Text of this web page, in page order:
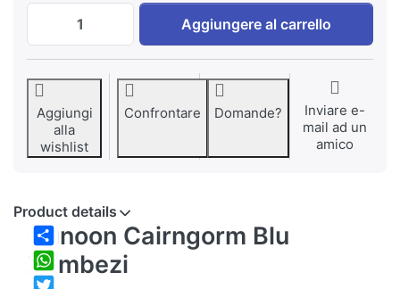
Dunoon Cairngorm Zambezi blu a EUR
Aggiungere al carrello
Aggiungi
alla
wishlist
Confrontare Domande?
Inviare e-
mail ad un
amico
Share
WhatsApp
Product details
Dunoon Cairngorm Blu
Zambezi